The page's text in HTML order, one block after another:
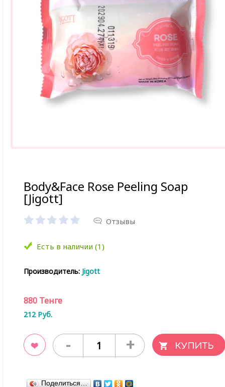
Body&Face Rose Peeling Soap
[Jigott]
Отзывы
Есть в наличии (1)
Производитель: Jigott
880 Тенге
212 Руб.
- +
Поделиться…